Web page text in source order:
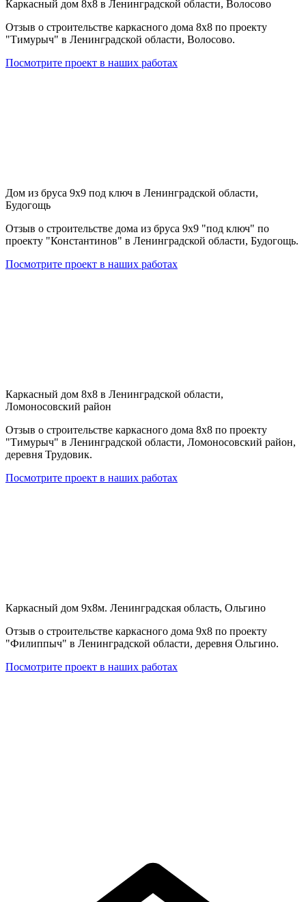
Каркасный дом 8х8 в Ленинградской области, Волосово
Отзыв о строительстве каркасного дома 8х8 по проекту
"Тимурыч" в Ленинградской области, Волосово.
Посмотрите проект в наших работах
Дом из бруса 9х9 под ключ в Ленинградской области,
Будогощь
Отзыв о строительстве дома из бруса 9х9 "под ключ" по
проекту "Константинов" в Ленинградской области, Будогощь.
Посмотрите проект в наших работах
Каркасный дом 8х8 в Ленинградской области,
Ломоносовский район
Отзыв о строительстве каркасного дома 8х8 по проекту
"Тимурыч" в Ленинградской области, Ломоносовский район,
деревня Трудовик.
Посмотрите проект в наших работах
Каркасный дом 9х8м. Ленинградская область, Ольгино
Отзыв о строительстве каркасного дома 9х8 по проекту
"Филиппыч" в Ленинградской области, деревня Ольгино.
Посмотрите проект в наших работах